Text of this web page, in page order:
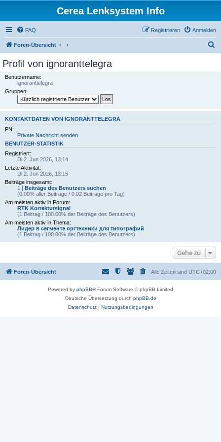
Cerea Lenksystem Info
FAQ Anmelden
Registrieren
Foren-Übersicht
Profil von ignoranttelegra
Benutzername:
ignoranttelegra
Gruppen:
KONTAKTDATEN VON IGNORANTTELEGRA
PN:
Private Nachricht senden
BENUTZER-STATISTIK
Registriert:
Di 2. Jun 2026, 13:14
Letzte Aktivität:
Di 2. Jun 2026, 13:15
Beiträge insgesamt:
1 | Beiträge des Benutzers suchen
(0.00% aller Beiträge / 0.02 Beiträge pro Tag)
Am meisten aktiv in Forum:
RTK Korrektursignal
(1 Beitrag / 100.00% der Beiträge des Benutzers)
Am meisten aktiv in Thema:
Лидер в сегменте оргтехники для типографий
(1 Beitrag / 100.00% der Beiträge des Benutzers)
Gehe zu
Foren-Übersicht Alle Zeiten sind UTC+02:00
Powered by phpBB® Forum Software © phpBB Limited
Deutsche Übersetzung durch phpBB.de
Datenschutz| Nutzungsbedingungen